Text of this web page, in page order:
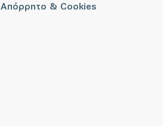
Απόρρητο & Cookies